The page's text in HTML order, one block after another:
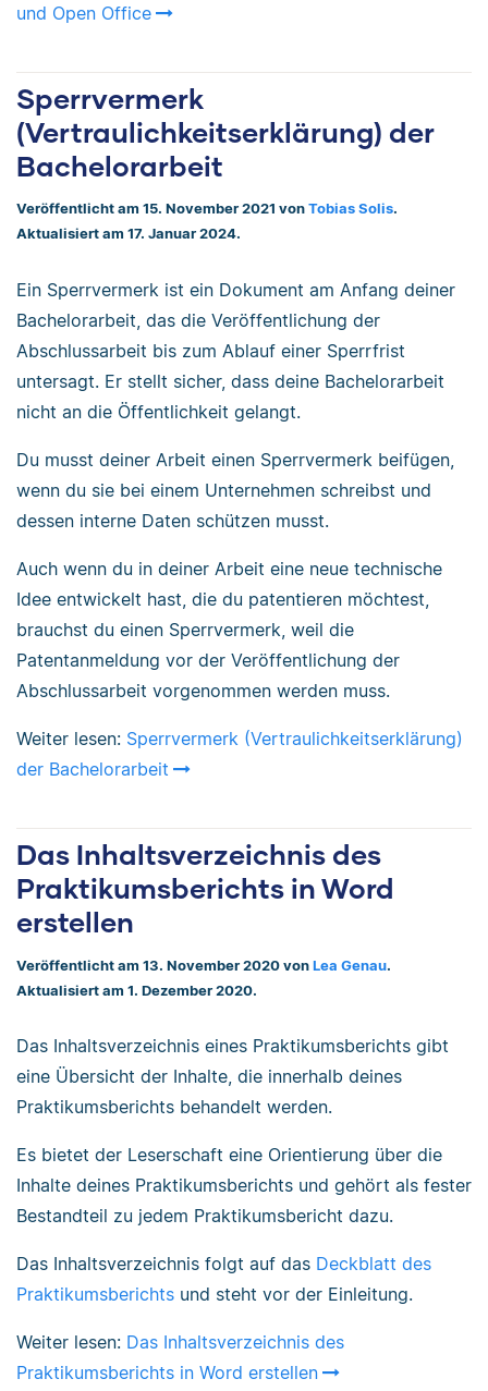
und Open Office
Sperrvermerk
(Vertraulichkeitserklärung) der
Bachelorarbeit
Veröffentlicht am 15. November 2021 von Tobias Solis.
Aktualisiert am 17. Januar 2024.
Ein Sperrvermerk ist ein Dokument am Anfang deiner
Bachelorarbeit, das die Veröffentlichung der
Abschlussarbeit bis zum Ablauf einer Sperrfrist
untersagt. Er stellt sicher, dass deine Bachelorarbeit
nicht an die Öffentlichkeit gelangt.
Du musst deiner Arbeit einen Sperrvermerk beifügen,
wenn du sie bei einem Unternehmen schreibst und
dessen interne Daten schützen musst.
Auch wenn du in deiner Arbeit eine neue technische
Idee entwickelt hast, die du patentieren möchtest,
brauchst du einen Sperrvermerk, weil die
Patentanmeldung vor der Veröffentlichung der
Abschlussarbeit vorgenommen werden muss.
Weiter lesen: Sperrvermerk (Vertraulichkeitserklärung)
der Bachelorarbeit
Das Inhaltsverzeichnis des
Praktikumsberichts in Word
erstellen
Veröffentlicht am 13. November 2020 von Lea Genau.
Aktualisiert am 1. Dezember 2020.
Das Inhaltsverzeichnis eines Praktikumsberichts gibt
eine Übersicht der Inhalte, die innerhalb deines
Praktikumsberichts behandelt werden.
Es bietet der Leserschaft eine Orientierung über die
Inhalte deines Praktikumsberichts und gehört als fester
Bestandteil zu jedem Praktikumsbericht dazu.
Das Inhaltsverzeichnis folgt auf das Deckblatt des
Praktikumsberichts und steht vor der Einleitung.
Weiter lesen: Das Inhaltsverzeichnis des
Praktikumsberichts in Word erstellen